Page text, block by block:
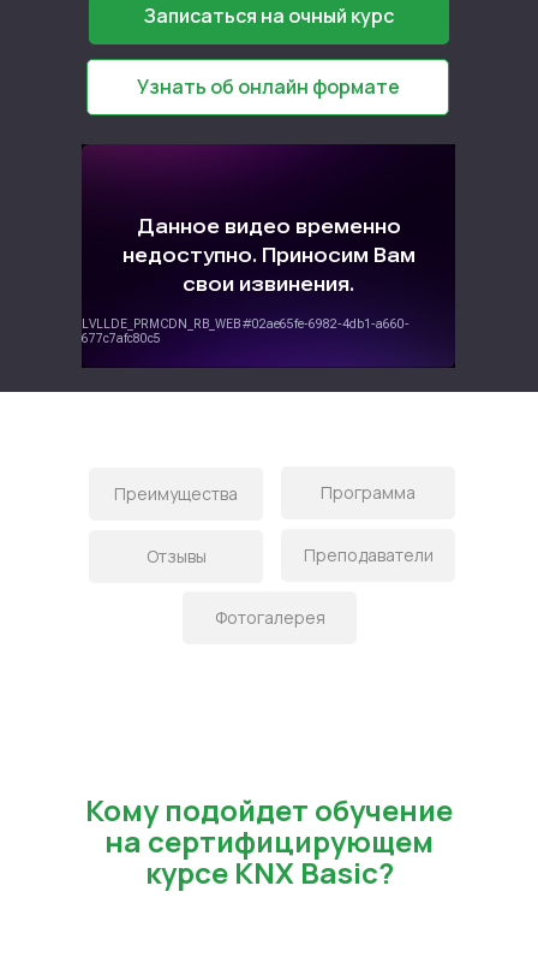
Записаться на очный курс
Узнать об онлайн формате
Быстрые ссылки
Преимущества Программа
Фотогалерея
Отзывы Преподаватели
Кому подойдет обучение
на сертифицирующем
курсе KNX Basic?